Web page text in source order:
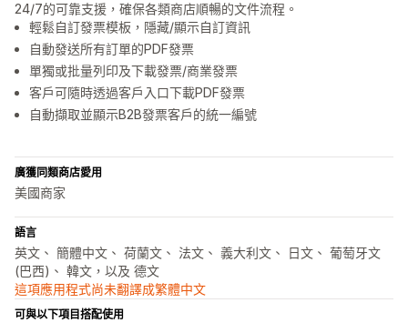
24/7的可靠支援，確保各類商店順暢的文件流程。
輕鬆自訂發票模板，隱藏/顯示自訂資訊
自動發送所有訂單的PDF發票
單獨或批量列印及下載發票/商業發票
客戶可隨時透過客戶入口下載PDF發票
自動擷取並顯示B2B發票客戶的統一編號
廣獲同類商店愛用
美國商家
語言
英文、 簡體中文、 荷蘭文、 法文、 義大利文、 日文、 葡萄牙文
(巴西)、 韓文，以及 德文
這項應用程式尚未翻譯成繁體中文
可與以下項目搭配使用